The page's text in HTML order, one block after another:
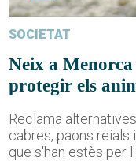
SOCIETAT
Neix a
protegir els
Reclama
cabres, paons
que s'han estès per